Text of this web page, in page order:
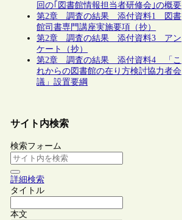
回の｢図書館情報担当者研修会｣の概要
第2章 調査の結果 添付資料1 図書
館司書専門講座実施要項（抄）
第2章 調査の結果 添付資料3 アン
ケート（抄）
第2章 調査の結果 添付資料4 「こ
れからの図書館の在り方検討協力者会
議」設置要綱
サイト内検索
検索フォーム
詳細検索
タイトル
本文